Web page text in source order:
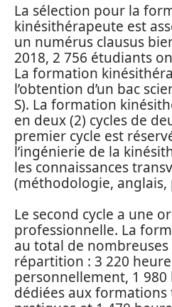
La sélection pour la
kinésithérapeute est
un numérus clausus
2018, 2 756 étudiants
La formation
l’obtention d’un bac
S). La formation
en deux (2) cycles de
premier cycle est
l’ingénierie de la
les connaissances
(méthodologie, anglais,
Le second cycle a une
professionnelle. La
au total de nombreuses
répartition : 3 220
personnellement, 1
dédiées aux